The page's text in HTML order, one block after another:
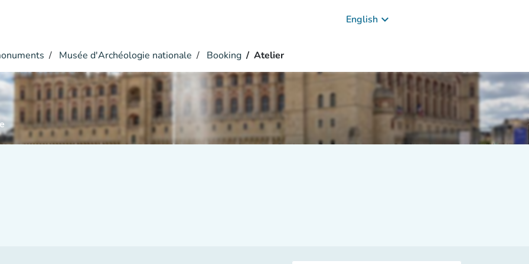
English keyboard_arrow_down
Musée d'Archéologie nationale Booking Atelier